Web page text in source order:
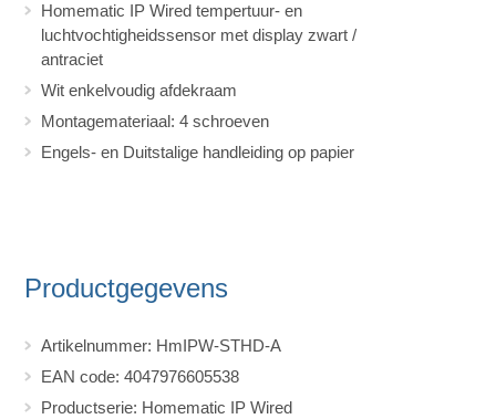
Homematic IP Wired tempertuur- en
luchtvochtigheidssensor met display zwart /
antraciet
Wit enkelvoudig afdekraam
Montagemateriaal: 4 schroeven
Engels- en Duitstalige handleiding op papier
Productgegevens
Artikelnummer: HmIPW-STHD-A
EAN code: 4047976605538
Productserie: Homematic IP Wired